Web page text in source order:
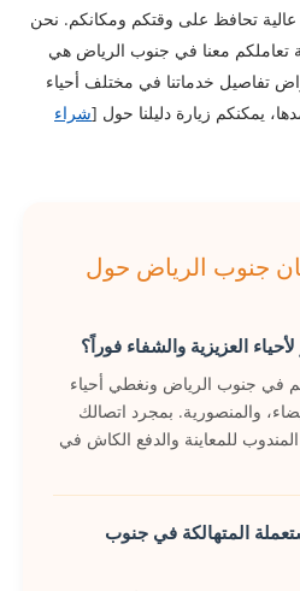
عالية تحافظ على وقتكم ومكانكم. نحن
تعاملكم معنا في جنوب الرياض هي
تفاصيل خدماتنا في مختلف أحياء
يمكنكم زيارة دليلنا حول [شراء
جنوب الرياض حول
العزيزية والشفاء فوراً؟
في جنوب الرياض ونغطي أحياء
والمنصورية. بمجرد اتصالك
يصلك المندوب للمعاينة والدفع الكاش في
المتهالكة في جنوب